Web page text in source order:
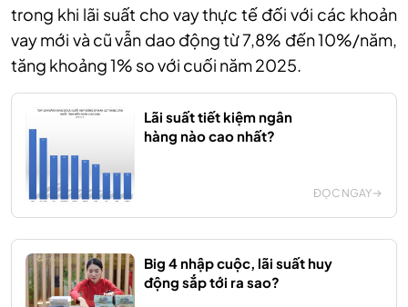
trong khi lãi suất cho vay thực tế đối với các khoản
vay mới và cũ vẫn dao động từ 7,8% đến 10%/năm,
tăng khoảng 1% so với cuối năm 2025.
Lãi suất tiết kiệm ngân
hàng nào cao nhất?
ĐỌC NGAY
Big 4 nhập cuộc, lãi suất huy
động sắp tới ra sao?